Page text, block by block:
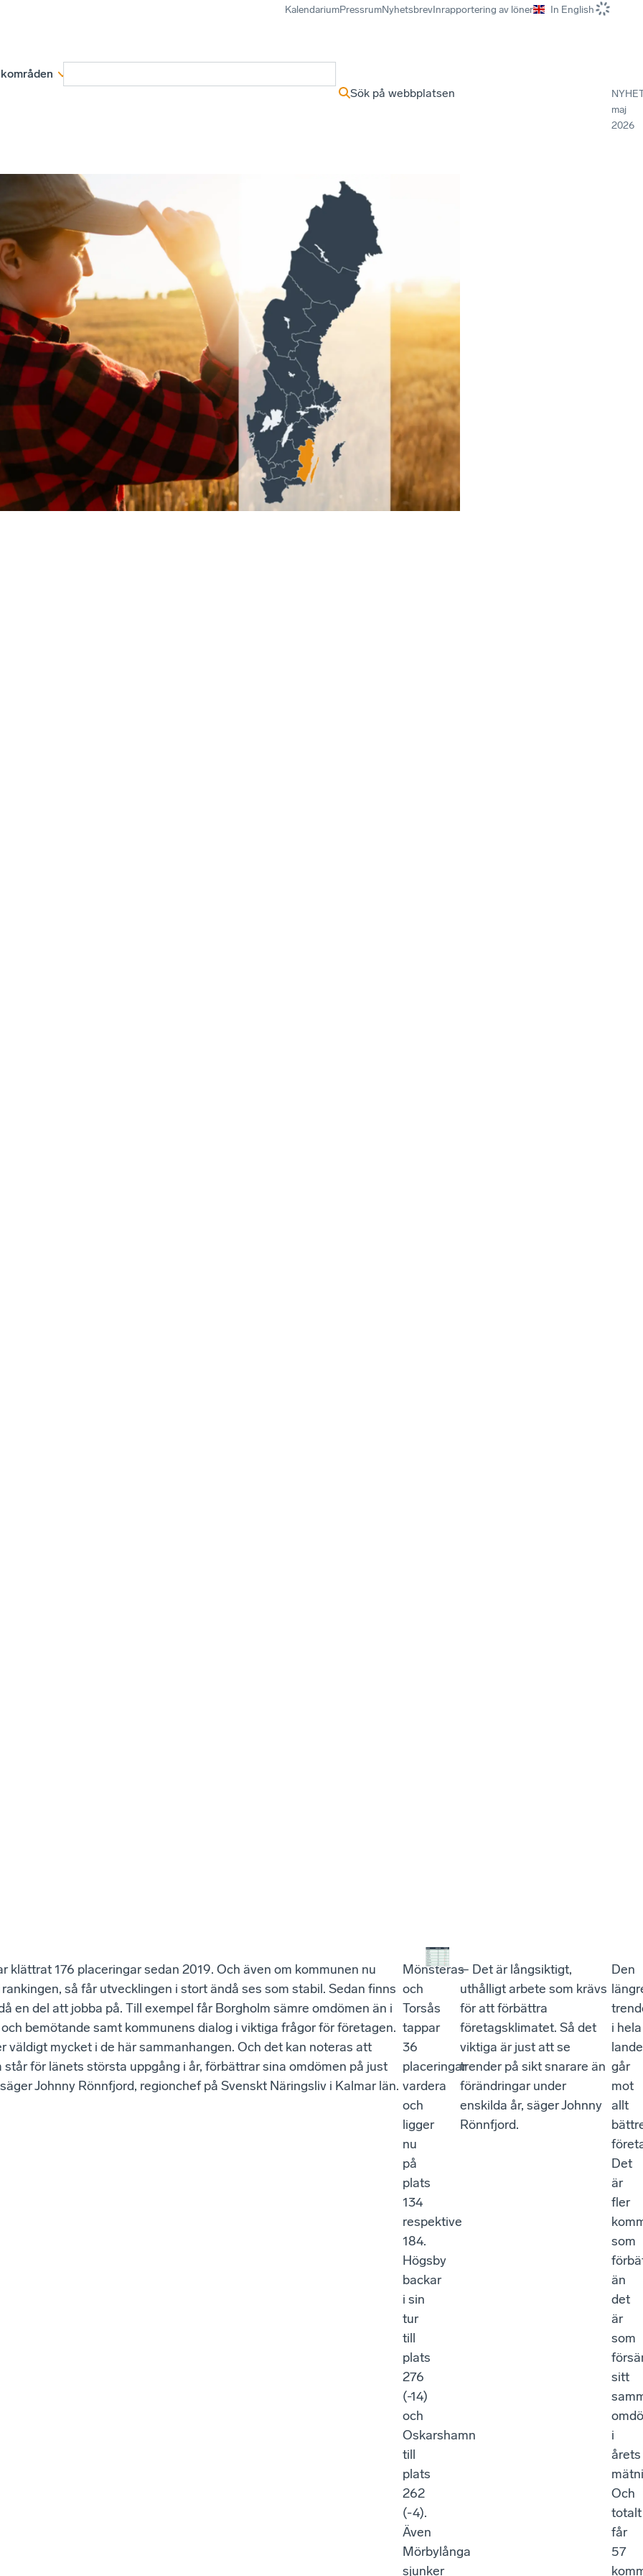
KalendariumPressrumNyhetsbrevInrapportering av löner In English
Sök på webbplatsen
maj
2026
klättrat 176 placeringar sedan 2019. Och även om kommunen nu
så får utvecklingen i stort ändå ses som stabil. Sedan finns
en del att jobba på. Till exempel får Borgholm sämre omdömen än i
bemötande samt kommunens dialog i viktiga frågor för företagen.
väldigt mycket i de här sammanhangen. Och det kan noteras att
står för länets största uppgång i år, förbättrar sina omdömen på just
Johnny Rönnfjord, regionchef på Svenskt Näringsliv i Kalmar län.
Mönsterås
och
Torsås
tappar
36
placeringar
vardera
och
ligger
nu
på
plats
134
respektive
184.
Högsby
backar
i sin
tur
till
plats
276
(-14)
och
Oskarshamn
till
plats
262
(-4).
Även
Mörbylånga
sjunker
– Det är långsiktigt,
uthålligt arbete som krävs
för att förbättra
företagsklimatet. Så det
viktiga är just att se
trender på sikt snarare än
förändringar under
enskilda år, säger Johnny
Rönnfjord.
Den
i hela
går
mot
allt
Det
är
fler
som
än
det
är
som
sitt
i
årets
Och
totalt
får
57